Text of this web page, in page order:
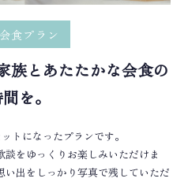
食プラン
族とあたたかな会食の
を。
トになったプランです。
をゆっくりお楽しみいただけま
出をしっかり写真で残していただ